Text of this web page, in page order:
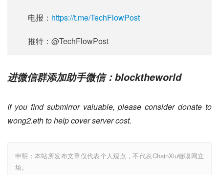
电报： https://t.me/TechFlowPost
推特：@TechFlowPost
进微信群添加助手微信：blocktheworld
If you find submirror valuable, please consider donate to
wong2.eth to help cover server cost.
申明：本站所发布文章仅代表个人观点，不代表ChainXiu链嗅网立
场。